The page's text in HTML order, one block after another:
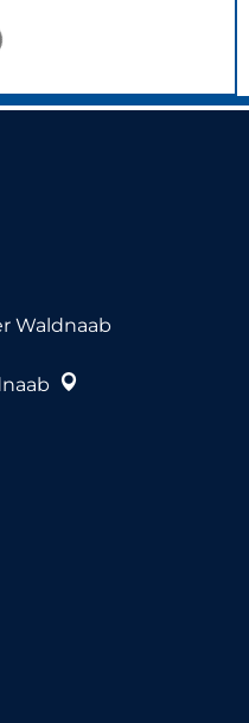
Waldnaab